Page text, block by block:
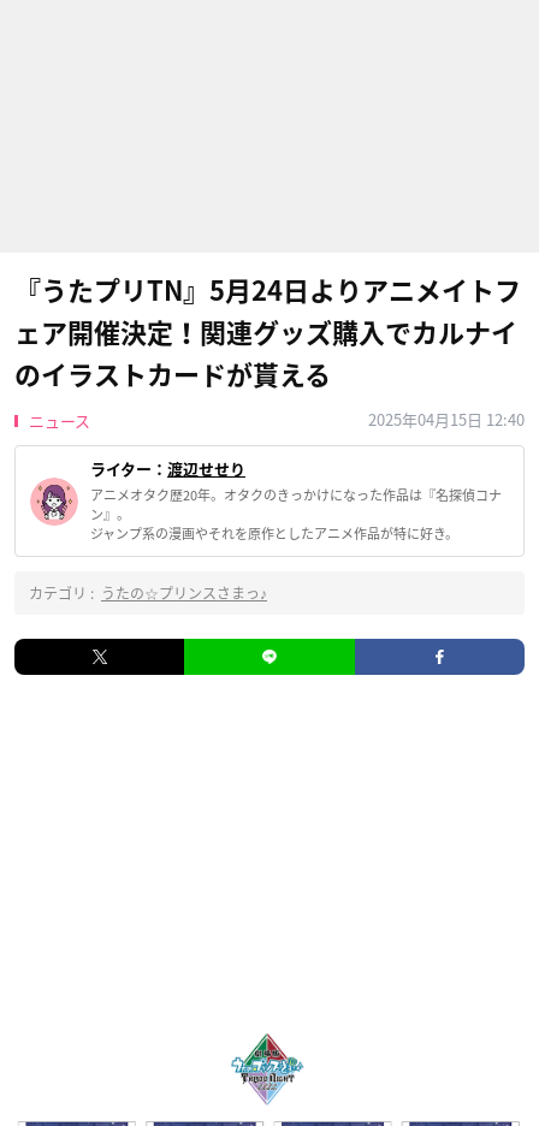
『うたプリTN』5月24日よりアニメイトフ
ェア開催決定！関連グッズ購入でカルナイ
のイラストカードが貰える
ニュース 2025年04月15日 12:40
ライター： 渡辺せせり
アニメオタク歴20年。オタクのきっかけになった作品は『名探偵コナ
ン』。
ジャンプ系の漫画やそれを原作としたアニメ作品が特に好き。
カテゴリ : うたの☆プリンスさまっ♪